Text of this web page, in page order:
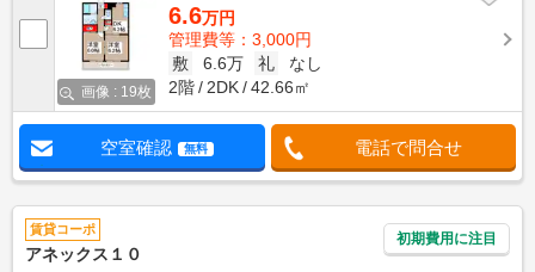
画像 : 19枚
6.6万円
管理費等：3,000円
敷
6.6万 礼
なし
2階
2DK 42.66㎡
空室確認 無料 電話で問合せ
賃貸コーポ
アネックス１０
初期費用に注目